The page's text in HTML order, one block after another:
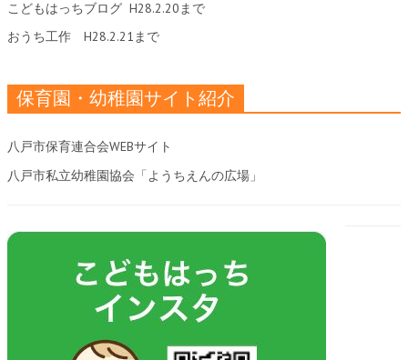
こどもはっちブログ H28.2.20まで
おうち工作 H28.2.21まで
保育園・幼稚園サイト紹介
八戸市保育連合会WEBサイト
八戸市私立幼稚園協会「ようちえんの広場」